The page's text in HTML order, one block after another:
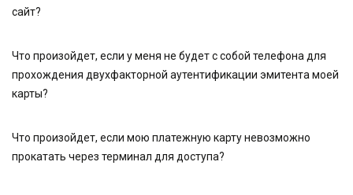
сайт?
Что произойдет, если у меня не будет с собой телефона для
прохождения двухфакторной аутентификации эмитента моей
карты?
Что произойдет, если мою платежную карту невозможно
прокатать через терминал для доступа?